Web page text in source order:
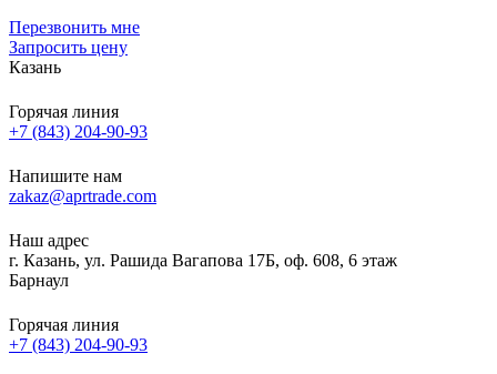
Перезвонить мне
Запросить цену
Казань
Горячая линия
+7 (843) 204-90-93
Напишите нам
zakaz@aprtrade.com
Наш адрес
г. Казань, ул. Рашида Вагапова 17Б, оф. 608, 6 этаж
Барнаул
Горячая линия
+7 (843) 204-90-93